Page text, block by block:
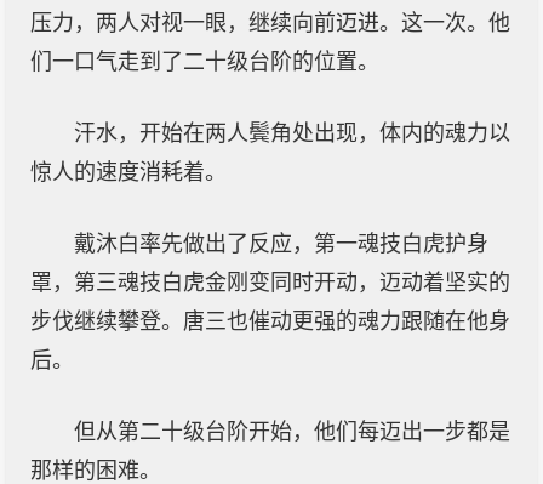
压力，两人对视一眼，继续向前迈进。这一次。他
们一口气走到了二十级台阶的位置。
汗水，开始在两人鬓角处出现，体内的魂力以
惊人的速度消耗着。
戴沐白率先做出了反应，第一魂技白虎护身
罩，第三魂技白虎金刚变同时开动，迈动着坚实的
步伐继续攀登。唐三也催动更强的魂力跟随在他身
后。
但从第二十级台阶开始，他们每迈出一步都是
那样的困难。